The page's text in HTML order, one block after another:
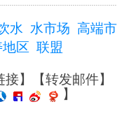
水 水市场 高端
区 联盟
接】【转发邮件】
】